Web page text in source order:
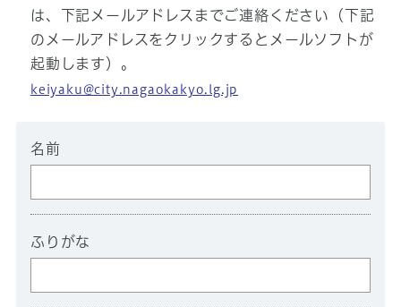
は、下記メールアドレスまでご連絡ください（下記
のメールアドレスをクリックするとメールソフトが
起動します）。
keiyaku@city.nagaokakyo.lg.jp
名前
ふりがな